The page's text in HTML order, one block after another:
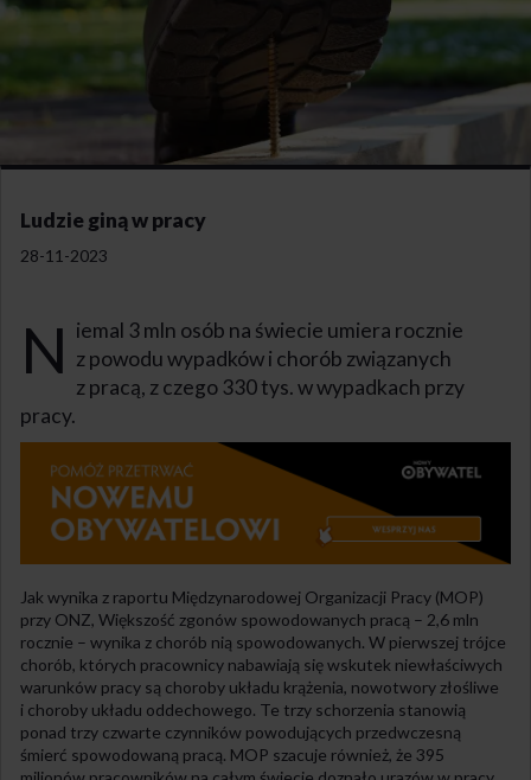
Ludzie giną w pracy
28-11-2023
N iemal 3 mln osób na świecie umiera rocznie
z powodu wypadków i chorób związanych
z pracą, z czego 330 tys. w wypadkach przy
pracy.
Jak wynika z raportu Międzynarodowej Organizacji Pracy (MOP)
przy ONZ, Większość zgonów spowodowanych pracą – 2,6 mln
rocznie – wynika z chorób nią spowodowanych. W pierwszej trójce
chorób, których pracownicy nabawiają się wskutek niewłaściwych
warunków pracy są choroby układu krążenia, nowotwory złośliwe
i choroby układu oddechowego. Te trzy schorzenia stanowią
ponad trzy czwarte czynników powodujących przedwczesną
śmierć spowodowaną pracą. MOP szacuje również, że 395